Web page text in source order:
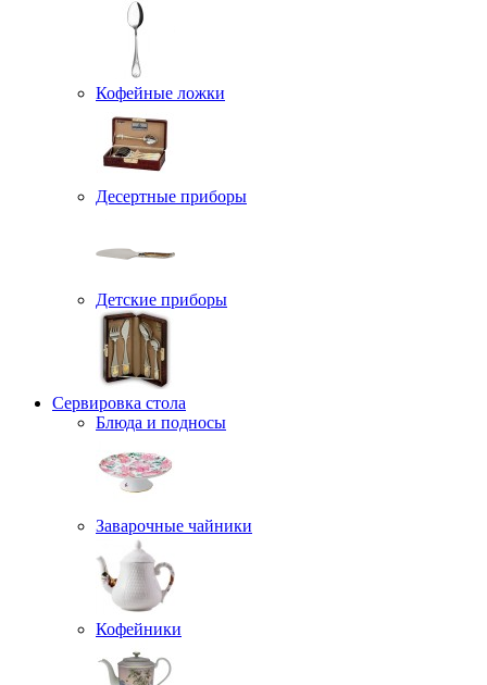
Кофейные ложки
Десертные приборы
Детские приборы
Сервировка стола
Блюда и подносы
Заварочные чайники
Кофейники